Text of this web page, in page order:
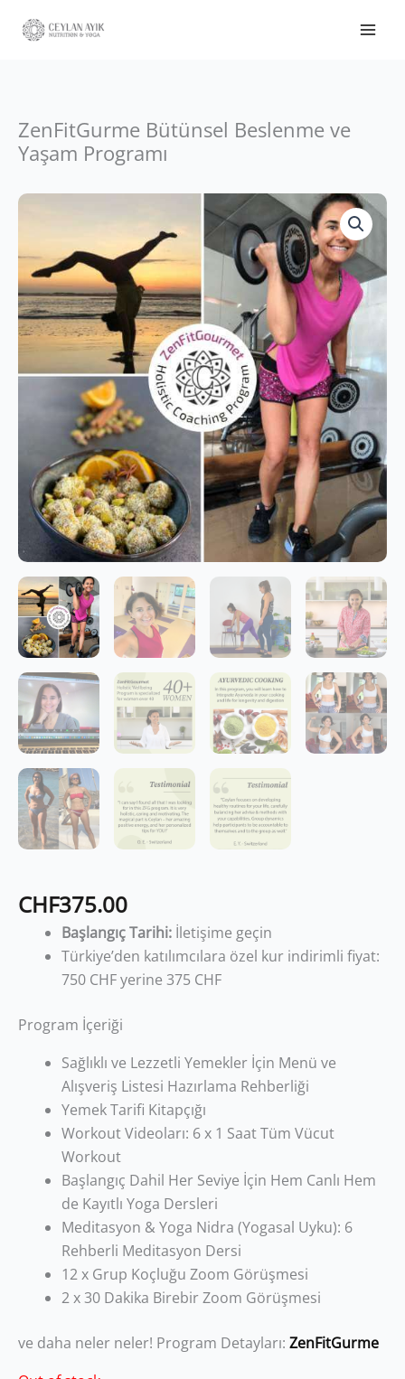
ZenFitGurme Bütünsel Beslenme ve
Yaşam Programı
CHF375.00
Başlangıç Tarihi: İletişime geçin
Türkiye’den katılımcılara özel kur indirimli fiyat:
750 CHF yerine 375 CHF
Program İçeriği
Sağlıklı ve Lezzetli Yemekler İçin Menü ve
Alışveriş Listesi Hazırlama Rehberliği
Yemek Tarifi Kitapçığı
Workout Videoları: 6 x 1 Saat Tüm Vücut
Workout
Başlangıç Dahil Her Seviye İçin Hem Canlı Hem
de Kayıtlı Yoga Dersleri
Meditasyon & Yoga Nidra (Yogasal Uyku): 6
Rehberli Meditasyon Dersi
12 x Grup Koçluğu Zoom Görüşmesi
2 x 30 Dakika Birebir Zoom Görüşmesi
ve daha neler neler! Program Detayları: ZenFitGurme